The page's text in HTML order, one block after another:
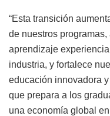
“Esta transición
de nuestros
aprendizaje
industria, y fortalece
educación innovadora
que prepara a los
una economía global